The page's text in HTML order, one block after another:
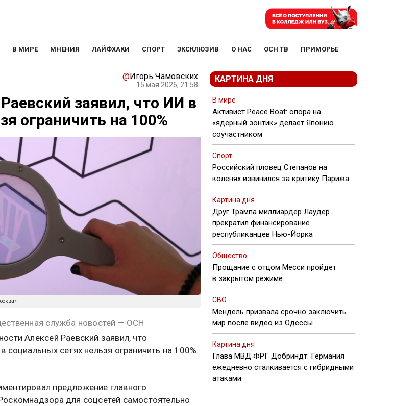
В МИРЕ МНЕНИЯ ЛАЙФХАКИ СПОРТ ЭКСКЛЮЗИВ О НАС ОСН ТВ ПРИМОРЬЕ
@Игорь Чамовских
15 мая 2026, 21:58
заявил, что ИИ в
ограничить на 100%
служба новостей — ОСН
Алексей Раевский заявил, что
социальных сетях нельзя ограничить на 100%.
предложение главного
для соцсетей самостоятельно
КАРТИНА ДНЯ
В мире
Активист Peace Boat: опора на
«ядерный зонтик» делает Японию
соучастником
Спорт
Российский пловец Степанов на
коленях извинился за критику Парижа
Картина дня
Друг Трампа миллиардер Лаудер
прекратил финансирование
республиканцев Нью-Йорка
Общество
Прощание с отцом Месси пройдет
в закрытом режиме
СВО
Мендель призвала срочно заключить
мир после видео из Одессы
Картина дня
Глава МВД ФРГ Добриндт: Германия
ежедневно сталкивается с гибридными
атаками